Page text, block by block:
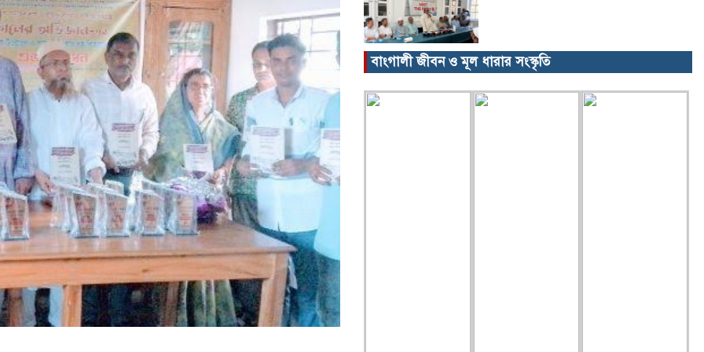
বিক্ষোভ, গ্রেপ্তার, অজগর, সেগুনকাঠ আর
বাংগালী জীবন ও মূল ধারার সংস্কৃতি